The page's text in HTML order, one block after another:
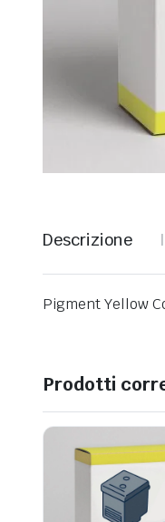
Descrizione
Pigment Yellow
Prodotti